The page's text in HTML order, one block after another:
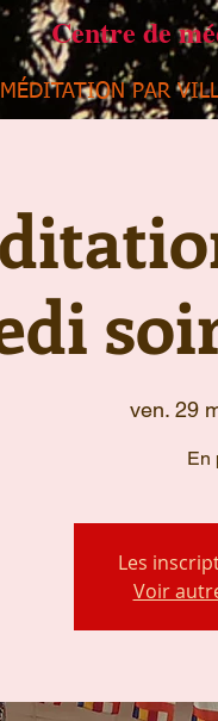
Centre de
PAR
ven. 29
En
Les
Voir